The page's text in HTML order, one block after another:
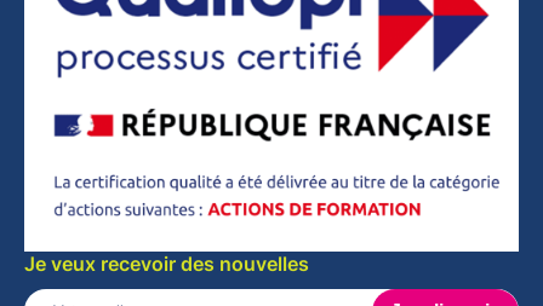
Je veux recevoir des nouvelles